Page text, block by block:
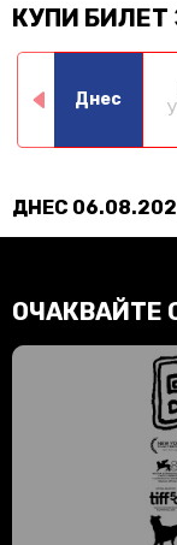
КУПИ БИЛЕТ
Днес
ДНЕС
ОЧАКВАЙТЕ